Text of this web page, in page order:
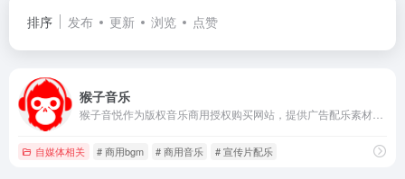
排序 发布 更新 浏览 点赞
猴子音乐
自媒体相关 # 商用bgm # 商用音乐 # 宣传片配乐